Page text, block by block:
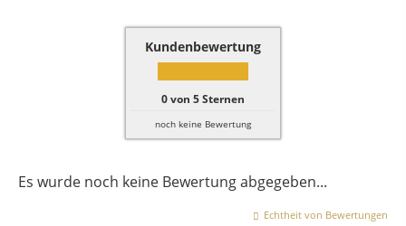
Kundenbewertung
0von 5Sternen
noch keine Bewertung
Es wurde noch keine Bewertung abgegeben...
Echtheit von Bewertungen